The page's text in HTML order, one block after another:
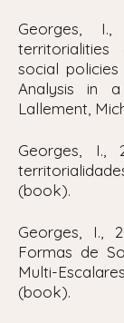
Georges,
social
Analysis in a
Lallement,
Georges, I.,
(book).
Georges, I.,
Formas de
Multi-
(book).